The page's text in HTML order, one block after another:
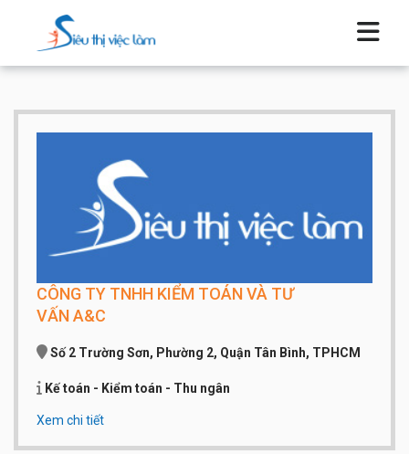
CÔNG TY TNHH KIỂM TOÁN VÀ TƯ
VẤN A&C
Số 2 Trường Sơn, Phường 2, Quận Tân Bình, TPHCM
Kế toán - Kiểm toán - Thu ngân
Qui mô công ty:
Là công ty chuyên kinh doanh trong lĩnh vực kiểm toán và
Xem chi tiết